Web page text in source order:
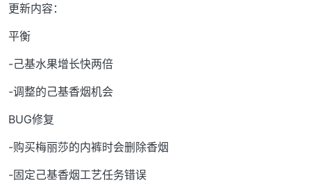
更新内容：
平衡
-己基水果增长快两倍
-调整的己基香烟机会
BUG修复
-购买梅丽莎的内裤时会删除香烟
-固定己基香烟工艺任务错误